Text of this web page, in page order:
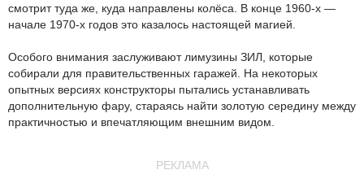
смотрит туда же, куда направлены колёса. В конце 1960-х —
начале 1970-х годов это казалось настоящей магией.
Особого внимания заслуживают лимузины ЗИЛ, которые
собирали для правительственных гаражей. На некоторых
опытных версиях конструкторы пытались устанавливать
дополнительную фару, стараясь найти золотую середину между
практичностью и впечатляющим внешним видом.
РЕКЛАМА